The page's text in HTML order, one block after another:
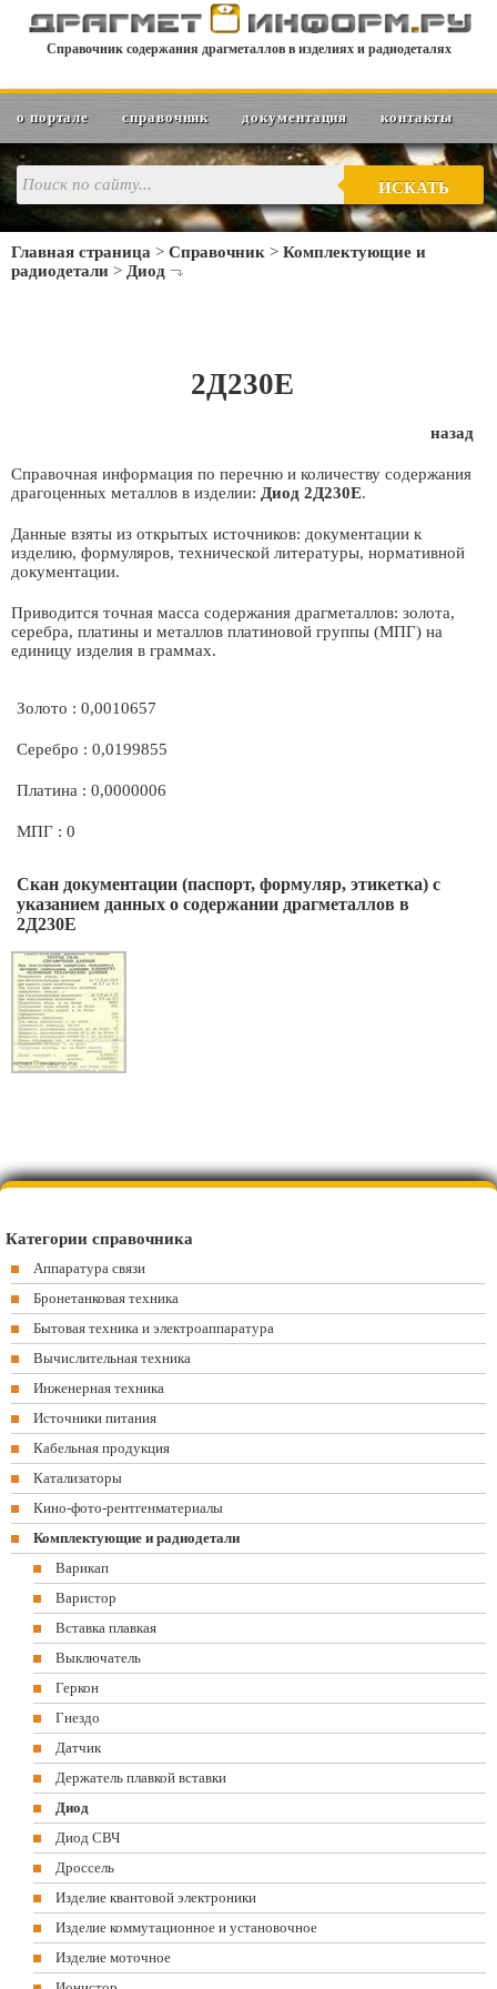
Справочник содержания драгметаллов в изделиях и радиодеталях
о портале справочник документация контакты
ИСКАТЬ
Главная страница > Справочник > Комплектующие и
радиодетали > Диод
2Д230Е
назад
Справочная информация по перечню и количеству содержания
драгоценных металлов в изделии: Диод 2Д230Е.
Данные взяты из открытых источников: документации к
изделию, формуляров, технической литературы, нормативной
документации.
Приводится точная масса содержания драгметаллов: золота,
серебра, платины и металлов платиновой группы (МПГ) на
единицу изделия в граммах.
Золото : 0,0010657
Серебро : 0,0199855
Платина : 0,0000006
МПГ : 0
Скан документации (паспорт, формуляр, этикетка) с
указанием данных о содержании драгметаллов в
2Д230Е
Категории справочника
Аппаратура связи
Бронетанковая техника
Бытовая техника и электроаппаратура
Вычислительная техника
Инженерная техника
Источники питания
Кабельная продукция
Катализаторы
Кино-фото-рентгенматериалы
Комплектующие и радиодетали
Варикап
Варистор
Вставка плавкая
Выключатель
Геркон
Гнездо
Датчик
Держатель плавкой вставки
Диод
Диод СВЧ
Дроссель
Изделие квантовой электроники
Изделие коммутационное и установочное
Изделие моточное